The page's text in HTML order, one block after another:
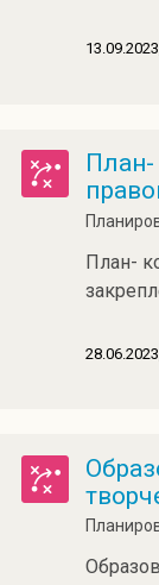
13.09.2023
План-
28.06.2023